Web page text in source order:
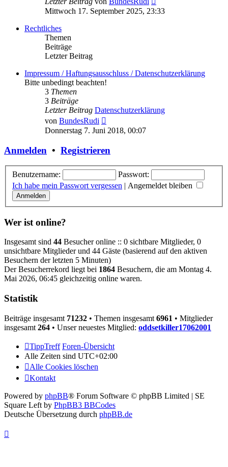
Beitrag
Mittwoch 17. September 2025, 23:33
Rechtliches
Themen
Beiträge
Letzter Beitrag
Impressum / Haftungsausschluss / Datenschutzerklärung
Bitte unbedingt beachten!
3 Themen
3 Beiträge
Letzter Beitrag Datenschutzerklärung
von BundesRudi
Beitrag
Donnerstag 7. Juni 2018, 00:07
Anmelden • Registrieren
Benutzername:
Passwort:
Ich habe mein Passwort vergessen | Angemeldet bleiben
Wer ist online?
Insgesamt sind 44 Besucher online :: 0 sichtbare Mitglieder, 0
unsichtbare Mitglieder und 44 Gäste (basierend auf den aktiven
Besuchern der letzten 5 Minuten)
Der Besucherrekord liegt bei 1864 Besuchern, die am Montag 4.
Mai 2026, 06:45 gleichzeitig online waren.
Statistik
Beiträge insgesamt 71232 • Themen insgesamt 6961 • Mitglieder
insgesamt 264 • Unser neuestes Mitglied: oddsetkiller17062001
TippTreff Foren-Übersicht
Alle Zeiten sind UTC+02:00
Alle Cookies löschen
Kontakt
Powered by phpBB® Forum Software © phpBB Limited | SE
Square Left by PhpBB3 BBCodes
Deutsche Übersetzung durch phpBB.de